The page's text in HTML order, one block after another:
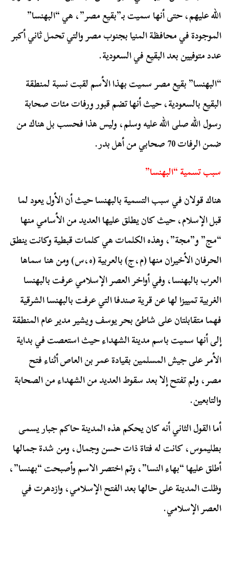
الله عليهم، حتى أنها سميت بـ”بقيع مصر”، هي “البهنسا”
الموجودة في محافظة المنيا بجنوب مصر والتي تحمل ثاني أكبر
عدد متوفيين بعد البقيع في السعودية.
“البهنسا” بقيع مصر سميت بهذا الأسم لقبت نسبة لمنطقة
البقيع بالسعودية، حيث أنها تضم قبور ورفات مئات صحابة
رسول الله صلى الله عليه وسلم، وليس هذا فحسب بل هناك من
ضمن الرفات 70 صحابي من أهل بدر.
سبب تسمية “البهنسا”
هناك قولان في سبب التسمية بالبهنسا حيث أن الأول يعود لما
قبل الإسلام، حيث كان يطلق عليها العديد من الأسامي منها
“مج” و”مجة”، وهذه الكلمات هي كلمات قبطية وكانت ينطق
الحرفان الأخيران منها (م،ج) بالعربية (ه،س) ومن هنا سماها
العرب بالبهنسا، وفي أواخر العصر الإسلامي عرفت بالبهنسا
الغربية تمييزا لها عن قرية صندفا التي عرفت بالبهنسا الشرقية
فهما متقابلتان على شاطئ بحر يوسف ويشير مدير عام المنطقة
إلى أنها سميت باسم مدينة الشهداء حيث استعصت في بداية
الأمر على جيش المسلمين بقيادة عمر بن العاص أثناء فتح
مصر، ولم تفتح إلا بعد سقوط العديد من الشهداء من الصحابة
والتابعين.
أما القول الثاني أنه كان يحكم هذه المدينة حاكم جبار يسمى
بطليموس، كانت له فتاة ذات حسن وجمال، ومن شدة جمالها
أطلق عليها “بهاء النسا”، وتم اختصر الاسم وأصبحت “بهنسا”،
وظلت المدينة على حالها بعد الفتح الإسلامي، وازدهرت في
العصر الإسلامي.